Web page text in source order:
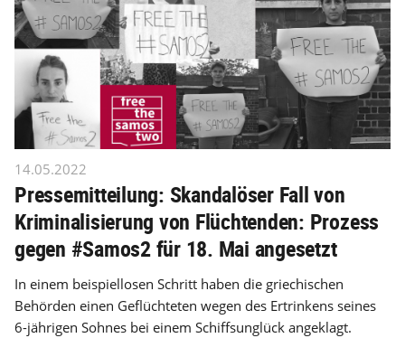
14.05.2022
Pressemitteilung: Skandalöser Fall von
Kriminalisierung von Flüchtenden: Prozess
gegen #Samos2 für 18. Mai angesetzt
In einem beispiellosen Schritt haben die griechischen
Behörden einen Geflüchteten wegen des Ertrinkens seines
6-jährigen Sohnes bei einem Schiffsunglück angeklagt.